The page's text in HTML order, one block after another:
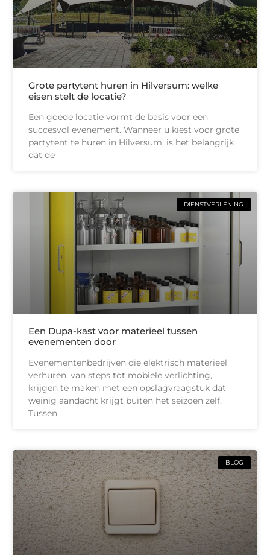
Grote partytent huren in Hilversum: welke
eisen stelt de locatie?
Een goede locatie vormt de basis voor een
succesvol evenement. Wanneer u kiest voor grote
partytent te huren in Hilversum, is het belangrijk
dat de
DIENSTVERLENING
Een Dupa-kast voor materieel tussen
evenementen door
Evenementenbedrijven die elektrisch materieel
verhuren, van steps tot mobiele verlichting,
krijgen te maken met een opslagvraagstuk dat
weinig aandacht krijgt buiten het seizoen zelf.
Tussen
BLOG